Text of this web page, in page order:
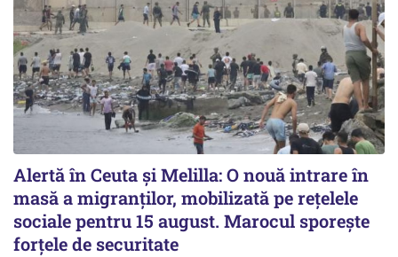
Alertă în Ceuta și Melilla: O nouă intrare în
masă a migranților, mobilizată pe rețelele
sociale pentru 15 august. Marocul sporește
forțele de securitate